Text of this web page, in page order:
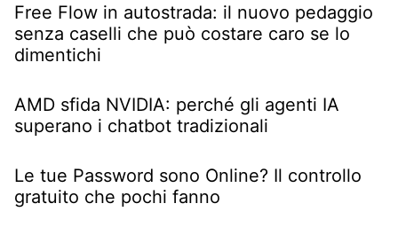
Free Flow in autostrada: il nuovo pedaggio
senza caselli che può costare caro se lo
dimentichi
AMD sfida NVIDIA: perché gli agenti IA
superano i chatbot tradizionali
Le tue Password sono Online? Il controllo
gratuito che pochi fanno